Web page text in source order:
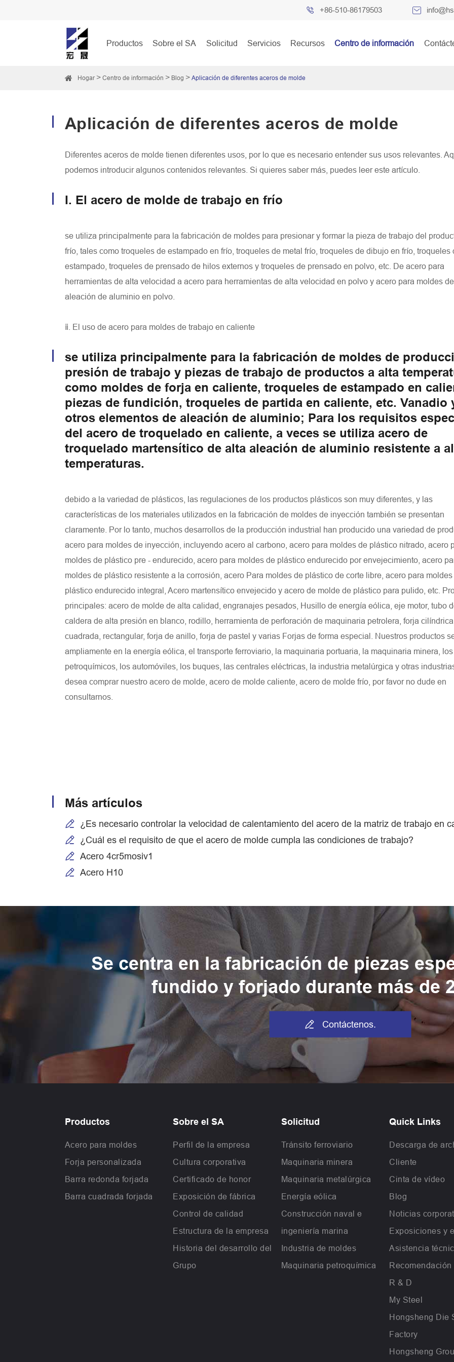
 +86-510-86179503 
Productos Sobre el SA Solicitud Servicios Recursos Centro de información
Hogar Centro de información Blog Aplicación de diferentes aceros de molde
Aplicación de diferentes aceros de molde
Diferentes aceros de molde tienen diferentes usos, por lo que es necesario entender sus usos relevantes.
podemos introducir algunos contenidos relevantes. Si quieres saber más, puedes leer este artículo.
I. El acero de molde de trabajo en frío
se utiliza principalmente para la fabricación de moldes para presionar y formar la pieza de trabajo del
frío, tales como troqueles de estampado en frío, troqueles de metal frío, troqueles de dibujo en frío, troqueles
estampado, troqueles de prensado de hilos externos y troqueles de prensado en polvo, etc. De acero para
herramientas de alta velocidad a acero para herramientas de alta velocidad en polvo y acero para moldes
aleación de aluminio en polvo.
ⅱ. El uso de acero para moldes de trabajo en caliente
se utiliza principalmente para la fabricación de moldes de
presión de trabajo y piezas de trabajo de productos a alta
como moldes de forja en caliente, troqueles de estampado en
piezas de fundición, troqueles de partida en caliente, etc. Vanadio
otros elementos de aleación de aluminio; Para los requisitos
del acero de troquelado en caliente, a veces se utiliza acero de
troquelado martensítico de alta aleación de aluminio resistente a
temperaturas.
debido a la variedad de plásticos, las regulaciones de los productos plásticos son muy diferentes, y las
características de los materiales utilizados en la fabricación de moldes de inyección también se presentan
claramente. Por lo tanto, muchos desarrollos de la producción industrial han producido una variedad de
acero para moldes de inyección, incluyendo acero al carbono, acero para moldes de plástico nitrado, acero
moldes de plástico pre - endurecido, acero para moldes de plástico endurecido por envejecimiento, acero
moldes de plástico resistente a la corrosión, acero Para moldes de plástico de corte libre, acero para moldes
plástico endurecido integral, Acero martensítico envejecido y acero de molde de plástico para pulido, etc.
principales: acero de molde de alta calidad, engranajes pesados, Husillo de energía eólica, eje motor, tubo
caldera de alta presión en blanco, rodillo, herramienta de perforación de maquinaria petrolera, forja
cuadrada, rectangular, forja de anillo, forja de pastel y varias Forjas de forma especial. Nuestros productos
ampliamente en la energía eólica, el transporte ferroviario, la maquinaria portuaria, la maquinaria minera,
petroquímicos, los automóviles, los buques, las centrales eléctricas, la industria metalúrgica y otras
desea comprar nuestro acero de molde, acero de molde caliente, acero de molde frío, por favor no dude en
consultarnos.
Más artículos
¿Es necesario controlar la velocidad de calentamiento del acero de la matriz de trabajo en
¿Cuál es el requisito de que el acero de molde cumpla las condiciones de trabajo?
Acero 4cr5mosiv1
Acero H10
Se centra en la fabricación de piezas
fundido y forjado durante más de
 Contáctenos.
Productos
Acero para moldes
Forja personalizada
Barra redonda forjada
Barra cuadrada forjada
Sobre el SA
Perfil de la empresa
Cultura corporativa
Certificado de honor
Exposición de fábrica
Control de calidad
Estructura de la empresa
Historia del desarrollo del
Grupo
Solicitud
Tránsito ferroviario
Maquinaria minera
Maquinaria metalúrgica
Energía eólica
Construcción naval e
ingeniería marina
Industria de moldes
Maquinaria petroquímica
Quick Links
Descarga de
Cliente
Cinta de vídeo
Blog
Noticias
Exposiciones y
Asistencia
Recomendación
R & D
My Steel
Hongsheng Die
Factory
Hongsheng